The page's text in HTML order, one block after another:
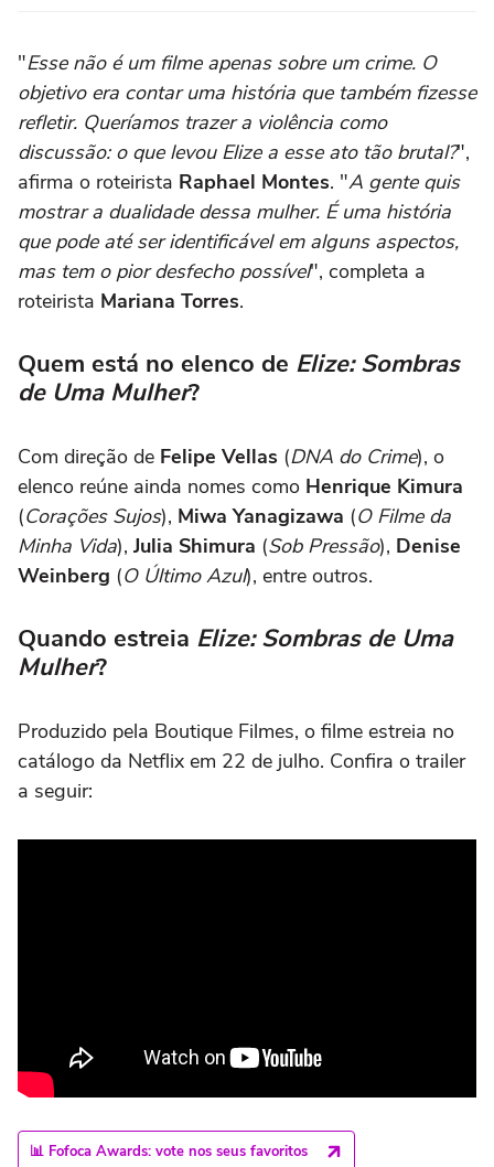
"Esse não é um filme apenas sobre um crime. O
objetivo era contar uma história que também fizesse
refletir. Queríamos trazer a violência como
discussão: o que levou Elize a esse ato tão brutal?",
afirma o roteirista Raphael Montes. "A gente quis
mostrar a dualidade dessa mulher. É uma história
que pode até ser identificável em alguns aspectos,
mas tem o pior desfecho possível", completa a
roteirista Mariana Torres.
Quem está no elenco de Elize: Sombras
de Uma Mulher?
Com direção de Felipe Vellas (DNA do Crime), o
elenco reúne ainda nomes como Henrique Kimura
(Corações Sujos), Miwa Yanagizawa (O Filme da
Minha Vida), Julia Shimura (Sob Pressão), Denise
Weinberg (O Último Azul), entre outros.
Quando estreia Elize: Sombras de Uma
Mulher?
Produzido pela Boutique Filmes, o filme estreia no
catálogo da Netflix em 22 de julho. Confira o trailer
a seguir:
📊 Fofoca Awards: vote nos seus favoritos